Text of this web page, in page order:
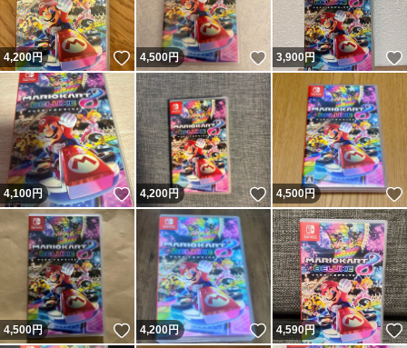
4,200円 いいね！
4,500円 いいね！
3,900円
4,100円 いいね！
4,200円 いいね！
4,500円
4,500円 いいね！
4,200円 いいね！
4,590円